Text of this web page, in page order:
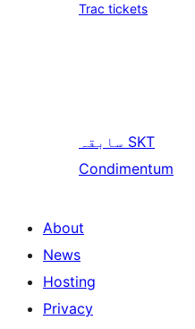
Trac tickets
سابقہ SKT
Condimentum
About
News
Hosting
Privacy